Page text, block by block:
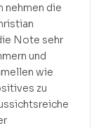
nehmen die
Note sehr
und
wie
zu